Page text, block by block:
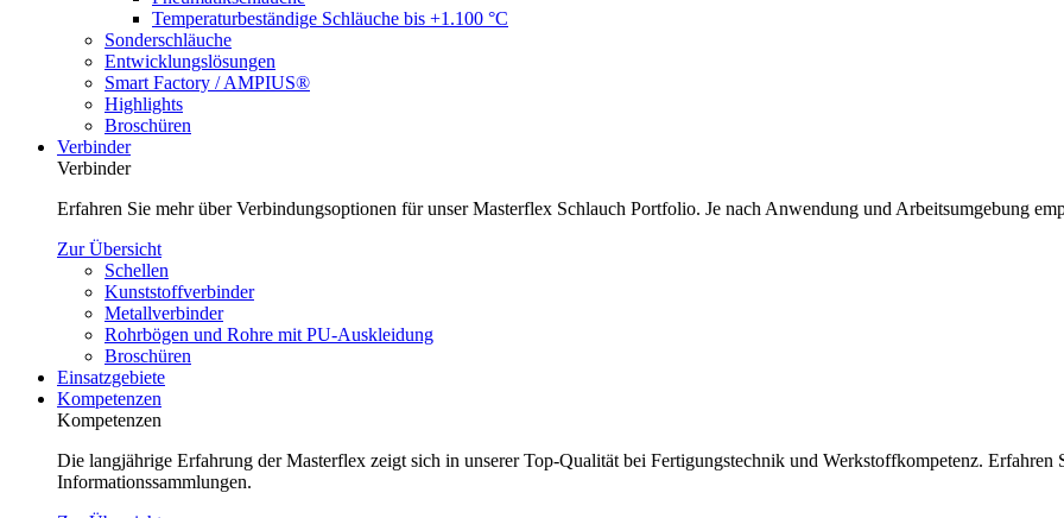
Temperaturbeständige Schläuche bis +1.100 °C
Sonderschläuche
Entwicklungslösungen
Smart Factory / AMPIUS®
Highlights
Broschüren
Verbinder
Verbinder
Erfahren Sie mehr über Verbindungsoptionen für unser Masterflex Schlauch Portfolio. Je nach Anwendung und Arbeitsumgebung
Zur Übersicht
Schellen
Kunststoffverbinder
Metallverbinder
Rohrbögen und Rohre mit PU-Auskleidung
Broschüren
Einsatzgebiete
Kompetenzen
Kompetenzen
Die langjährige Erfahrung der Masterflex zeigt sich in unserer Top-Qualität bei Fertigungstechnik und Werkstoffkompetenz. Erfahren
Informationssammlungen.